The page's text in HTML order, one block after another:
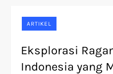
ARTIKEL
Eksplorasi
Indonesia yang